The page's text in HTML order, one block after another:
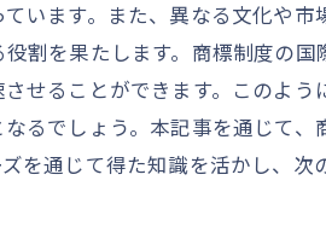
度が企業にもたらす成長機会
る国際市場での差別化戦略
商標登録の成功ポイント
争優位性を強化する理由
います。また、異なる文化や
割を果たします。商標制度の
せることができます。このよ
るでしょう。本記事を通じて
通じて得た知識を活かし、次